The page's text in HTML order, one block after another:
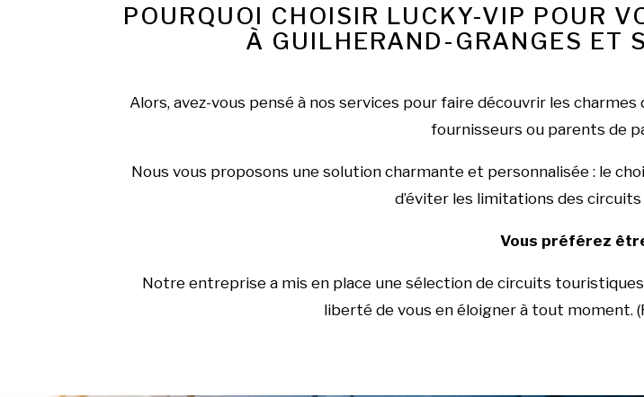
POURQUOI CHOISIR LUCKY-VIP POUR
À GUILHERAND-GRANGES ET
Alors, avez-vous pensé à nos services pour faire découvrir les charmes
fournisseurs ou parents de
Nous vous proposons une solution charmante et personnalisée : le
d’éviter les limitations des
Vous préférez
Notre entreprise a mis en place une sélection de circuits
liberté de vous en éloigner à tout moment.